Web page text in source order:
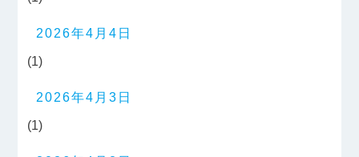
2026年4月4日
(1)
2026年4月3日
(1)